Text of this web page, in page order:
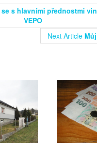
se s hlavními přednostmi
VEPO
Next Article